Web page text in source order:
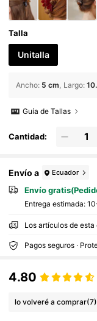
Talla
Unitalla
Ancho: 5 cm Largo:
Guía de Tallas
Cantidad:
Envío a Ecuador
Envío
Entrega estimada:
Los artículos de
Pagos seguros ·
4.80
lo volveré a comprar(7)